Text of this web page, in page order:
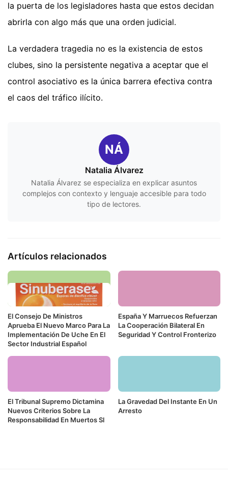
la puerta de los legisladores hasta que estos decidan
abrirla con algo más que una orden judicial.
La verdadera tragedia no es la existencia de estos
clubes, sino la persistente negativa a aceptar que el
control asociativo es la única barrera efectiva contra
el caos del tráfico ilícito.
NÁ
Natalia Álvarez
Natalia Álvarez se especializa en explicar asuntos
complejos con contexto y lenguaje accesible para todo
tipo de lectores.
Artículos relacionados
El Consejo De Ministros
Aprueba El Nuevo Marco Para La
Implementación De Uche En El
Sector Industrial Español
España Y Marruecos Refuerzan
La Cooperación Bilateral En
Seguridad Y Control Fronterizo
El Tribunal Supremo Dictamina
Nuevos Criterios Sobre La
Responsabilidad En Muertos Sl
La Gravedad Del Instante En Un
Arresto